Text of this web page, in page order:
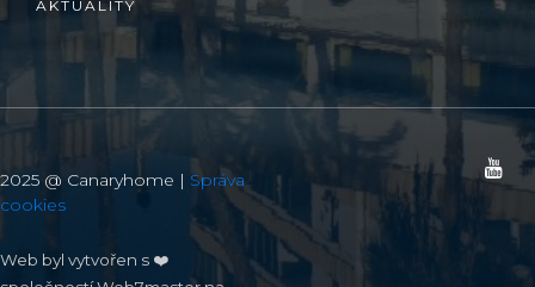
AKTUALITY
2025 @ Canaryhome | Správa
cookies
Web byl vytvořen s ❤️